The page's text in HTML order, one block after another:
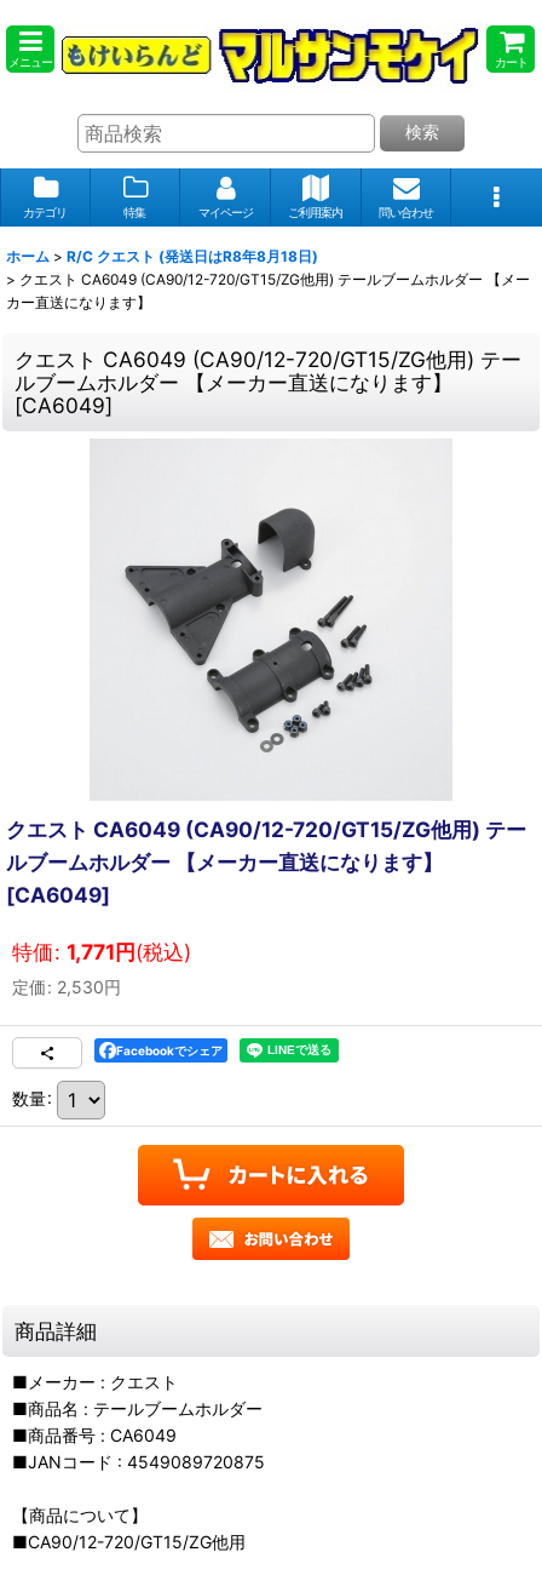
メニュー カート
検索
カテゴリ 特集 マイページ ご利用案内 問い合わせ
ホーム > R/C クエスト (発送日はR8年8月18日)
> クエスト CA6049 (CA90/12-720/GT15/ZG他用) テールブームホルダー 【メー
カー直送になります】
クエスト CA6049 (CA90/12-720/GT15/ZG他用) テー
ルブームホルダー 【メーカー直送になります】
[CA6049]
クエスト CA6049 (CA90/12-720/GT15/ZG他用) テー
ルブームホルダー 【メーカー直送になります】
[CA6049]
特価: 1,771円(税込)
定価: 2,530円
Facebookでシェア
数量:
商品詳細
■メーカー : クエスト
■商品名 : テールブームホルダー
■商品番号 : CA6049
■JANコード : 4549089720875
【商品について】
■CA90/12-720/GT15/ZG他用